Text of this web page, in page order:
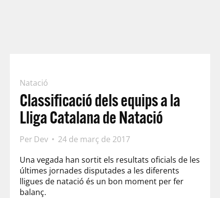
Natació
Classificació dels equips a la
Lliga Catalana de Natació
Per Dev
24 de març de 2017
Una vegada han sortit els resultats oficials de les
últimes jornades disputades a les diferents
lligues de natació és un bon moment per fer
balanç.